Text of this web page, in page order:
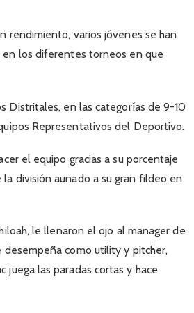
rendimiento, varios jóvenes se han
en los diferentes torneos en que
Distritales, en las categorías de 9-10
Representativos del Deportivo.
el equipo gracias a su porcentaje
división aunado a su gran fildeo en
le llenaron el ojo al manager de
desempeña como utility y pitcher,
juega las paradas cortas y hace